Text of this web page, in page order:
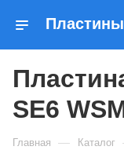
SE6
Главная — Каталог